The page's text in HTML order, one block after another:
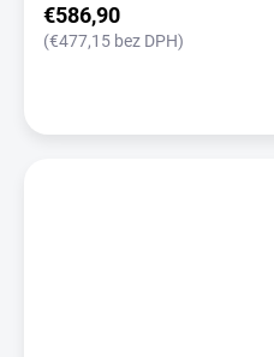
€586,90
(€477,15 bez DPH)